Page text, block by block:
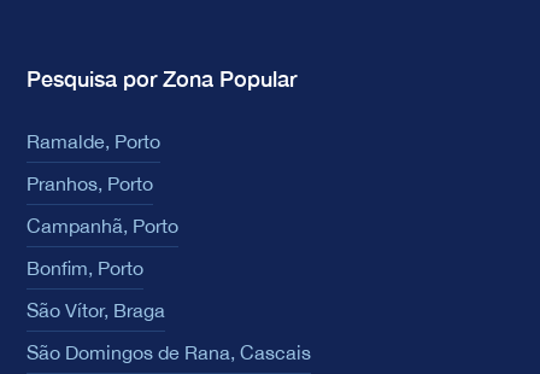
Pesquisa por Zona Popular
Ramalde, Porto
Pranhos, Porto
Campanhã, Porto
Bonfim, Porto
São Vítor, Braga
São Domingos de Rana, Cascais